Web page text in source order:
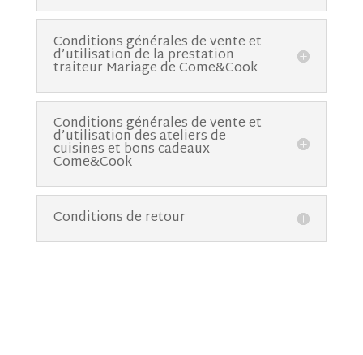
Conditions générales de vente et
d’utilisation de la prestation
traiteur Mariage de Come&Cook
Conditions générales de vente et
d’utilisation des ateliers de
cuisines et bons cadeaux
Come&Cook
Conditions de retour